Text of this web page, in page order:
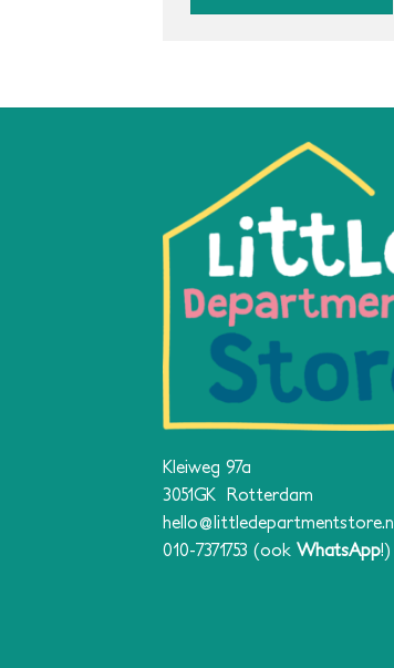
Kleiweg 97a
3051GK Rotterdam
hello@littledepartmentstore.nl
010-7371753 (ook WhatsApp!)